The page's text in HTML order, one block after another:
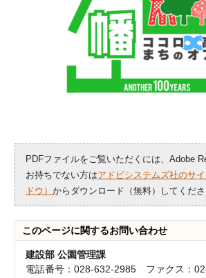
PDFファイルをご覧いただくには、Adobe
お持ちでない方はアドビシステムズ社のサ
ドウ）からダウンロード（無料）してくださ
このページに関するお問い合わせ
建設部 公園管理課
電話番号：028-632-2985 ファクス：